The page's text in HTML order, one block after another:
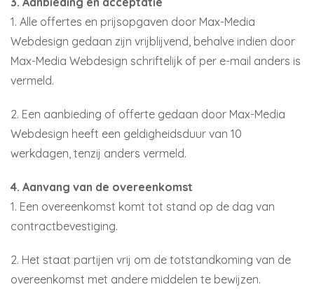
1. Alle offertes en prijsopgaven door Max-Media
Webdesign gedaan zijn vrijblijvend, behalve indien door
Max-Media Webdesign schriftelijk of per e-mail anders is
vermeld.
2. Een aanbieding of offerte gedaan door Max-Media
Webdesign heeft een geldigheidsduur van 10
werkdagen, tenzij anders vermeld.
4. Aanvang van de overeenkomst
1. Een overeenkomst komt tot stand op de dag van
contractbevestiging.
2. Het staat partijen vrij om de totstandkoming van de
overeenkomst met andere middelen te bewijzen.